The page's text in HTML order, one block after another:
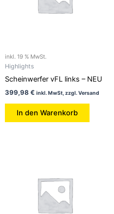
inkl. 19 % MwSt.
Highlights
Scheinwerfer vFL links – NEU
399,98 € inkl. MwSt, zzgl. Versand
In den Warenkorb